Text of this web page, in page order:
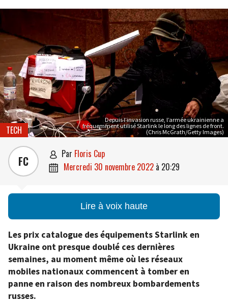
Depuis l’invasion russe, l’armée ukrainienne a
fréquemment utilisé Starlink le long des lignes de front.
(Chris McGrath/Getty Images)
TECH
FC  par Floris Cup
 mercredi 30 novembre 2022 à 20:29
Lire à voix haute
Les prix catalogue des équipements Starlink en
Ukraine ont presque doublé ces dernières
semaines, au moment même où les réseaux
mobiles nationaux commencent à tomber en
panne en raison des nombreux bombardements
russes.